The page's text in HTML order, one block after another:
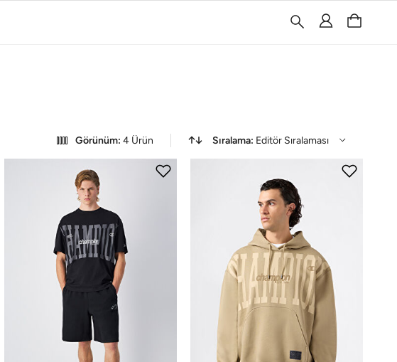
Görünüm: 4Ürün Sıralama: Editör Sıralaması